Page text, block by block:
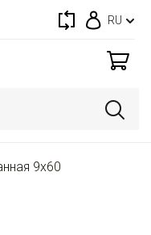
RU
9x60